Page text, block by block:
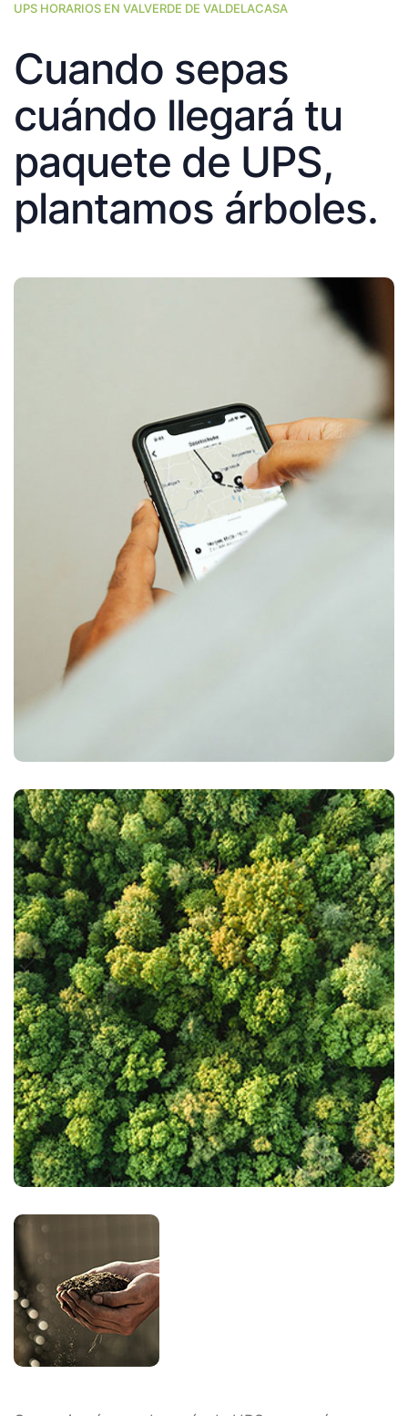
UPS HORARIOS EN VALVERDE DE VALDELACASA
Cuando sepas
cuándo llegará tu
paquete de UPS,
plantamos árboles.